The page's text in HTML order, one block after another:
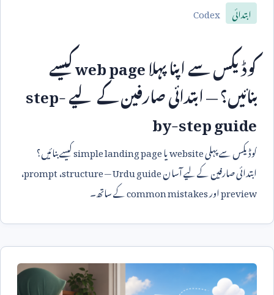
ابتدائی Codex
کوڈیکس سے اپنا پہلاweb pageکیسے
بنائیں؟ — ابتدائی صارفین کے لیےstep-
by-step guide
کوڈیکس سے پہلیwebsiteیاsimple landing pageکیسے بنائیں؟
ابتدائی صارفین کے لیے آسانUrdu guide
—
structure،prompt،
previewاورcommon mistakesکے ساتھ۔